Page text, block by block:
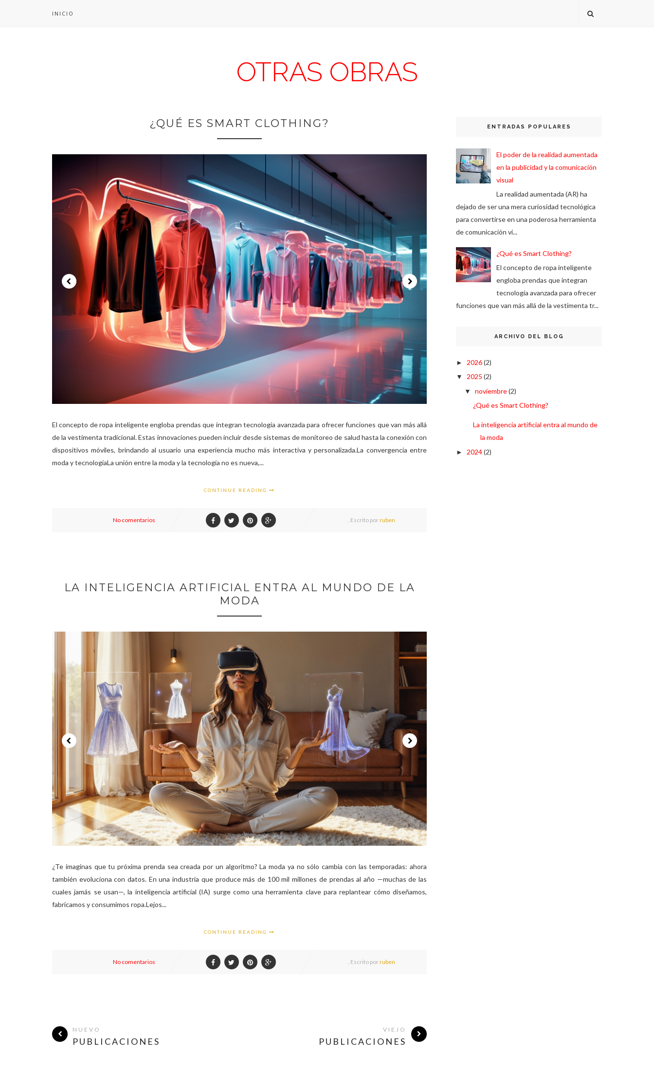
INICIO
OTRAS OBRAS
¿QUÉ ES SMART CLOTHING?
El concepto de ropa inteligente engloba prendas que integran tecnología avanzada para ofrecer funciones que van más allá
de la vestimenta tradicional. Estas innovaciones pueden incluir desde sistemas de monitoreo de salud hasta la conexión con
dispositivos móviles, brindando al usuario una experiencia mucho más interactiva y personalizada.La convergencia entre
moda y tecnologíaLa unión entre la moda y la tecnología no es nueva,...
CONTINUE READING
No comentarios , Escrito porruben
LA INTELIGENCIA ARTIFICIAL ENTRA AL MUNDO DE LA
MODA
¿Te imaginas que tu próxima prenda sea creada por un algoritmo? La moda ya no sólo cambia con las temporadas: ahora
también evoluciona con datos. En una industria que produce más de 100 mil millones de prendas al año —muchas de las
cuales jamás se usan—, la inteligencia artificial (IA) surge como una herramienta clave para replantear cómo diseñamos,
fabricamos y consumimos ropa.Lejos...
CONTINUE READING
No comentarios , Escrito porruben
NUEVO
PUBLICACIONES
VIEJO
PUBLICACIONES
ENTRADAS POPULARES
El poder de la realidad aumentada
en la publicidad y la comunicación
visual
La realidad aumentada (AR) ha
dejado de ser una mera curiosidad tecnológica
para convertirse en una poderosa herramienta
de comunicación vi...
¿Qué es Smart Clothing?
El concepto de ropa inteligente
engloba prendas que integran
tecnología avanzada para ofrecer
funciones que van más allá de la vestimenta tr...
ARCHIVO DEL BLOG
► 2026(2)
▼ 2025 (2)
▼ noviembre(2)
¿Qué es Smart Clothing?
La inteligencia artificial entra al mundo de
la moda
► 2024(2)